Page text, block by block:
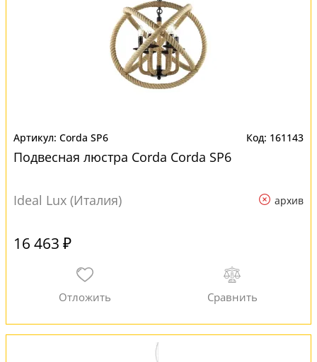
Corda SP6 161143
Подвесная люстра Corda Corda SP6
Ideal Lux (Италия) архив
16 463 ₽